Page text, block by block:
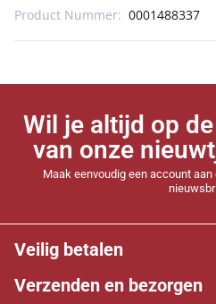
Product Nummer: 0001488337
Wil je altijd op
van onze
Maak eenvoudig een account
Veilig betalen
Verzenden en bezorgen